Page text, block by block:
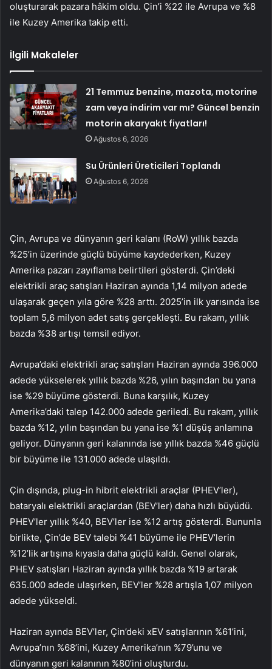
oluşturarak pazara hâkim oldu. Çin’i %22 ile Avrupa ve %8
ile Kuzey Amerika takip etti.
İlgili Makaleler
21 Temmuz benzine, mazota, motorine
zam veya indirim var mı? Güncel benzin
motorin akaryakıt fiyatları!
Ağustos 6, 2026
Su Ürünleri Üreticileri Toplandı
Ağustos 6, 2026
Çin, Avrupa ve dünyanın geri kalanı (RoW) yıllık bazda
%25’in üzerinde güçlü büyüme kaydederken, Kuzey
Amerika pazarı zayıflama belirtileri gösterdi. Çin’deki
elektrikli araç satışları Haziran ayında 1,14 milyon adede
ulaşarak geçen yıla göre %28 arttı. 2025’in ilk yarısında ise
toplam 5,6 milyon adet satış gerçekleşti. Bu rakam, yıllık
bazda %38 artışı temsil ediyor.
Avrupa’daki elektrikli araç satışları Haziran ayında 396.000
adede yükselerek yıllık bazda %26, yılın başından bu yana
ise %29 büyüme gösterdi. Buna karşılık, Kuzey
Amerika’daki talep 142.000 adede geriledi. Bu rakam, yıllık
bazda %12, yılın başından bu yana ise %1 düşüş anlamına
geliyor. Dünyanın geri kalanında ise yıllık bazda %46 güçlü
bir büyüme ile 131.000 adede ulaşıldı.
Çin dışında, plug-in hibrit elektrikli araçlar (PHEV’ler),
bataryalı elektrikli araçlardan (BEV’ler) daha hızlı büyüdü.
PHEV’ler yıllık %40, BEV’ler ise %12 artış gösterdi. Bununla
birlikte, Çin’de BEV talebi %41 büyüme ile PHEV’lerin
%12’lik artışına kıyasla daha güçlü kaldı. Genel olarak,
PHEV satışları Haziran ayında yıllık bazda %19 artarak
635.000 adede ulaşırken, BEV’ler %28 artışla 1,07 milyon
adede yükseldi.
Haziran ayında BEV’ler, Çin’deki xEV satışlarının %61’ini,
Avrupa’nın %68’ini, Kuzey Amerika’nın %79’unu ve
dünyanın geri kalanının %80’ini oluşturdu.